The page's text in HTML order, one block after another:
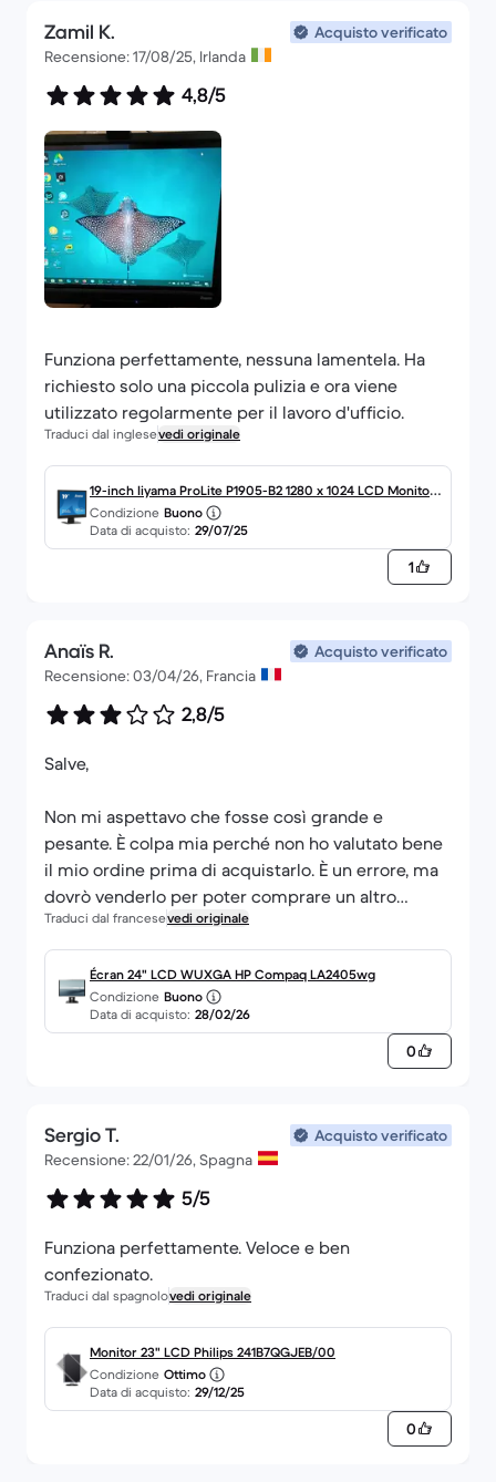
Zamil K.
Acquisto verificato
Recensione: 17/08/25, Irlanda
4,8/5
Funziona perfettamente, nessuna lamentela. Ha
richiesto solo una piccola pulizia e ora viene
utilizzato regolarmente per il lavoro d'ufficio.
Traduci dal inglesevedi originale
19-inch Iiyama ProLite P1905-B2 1280 x 1024 LCD Monitor
Black
Condizione Buono
Data di acquisto: 29/07/25
1
Anaïs R.
Acquisto verificato
Recensione: 03/04/26, Francia
2,8/5
Salve,
Non mi aspettavo che fosse così grande e
pesante. È colpa mia perché non ho valutato bene
il mio ordine prima di acquistarlo. È un errore, ma
dovrò venderlo per poter comprare un altro
schermo. Questo schermo non è affatto quello di
Traduci dal francesevedi originale
Écran 24" LCD WUXGA HP Compaq LA2405wg
Condizione Buono
Data di acquisto: 28/02/26
0
Sergio T.
Acquisto verificato
Recensione: 22/01/26, Spagna
5/5
Funziona perfettamente. Veloce e ben
confezionato.
Traduci dal spagnolovedi originale
Monitor 23" LCD Philips 241B7QGJEB/00
Condizione Ottimo
Data di acquisto: 29/12/25
0